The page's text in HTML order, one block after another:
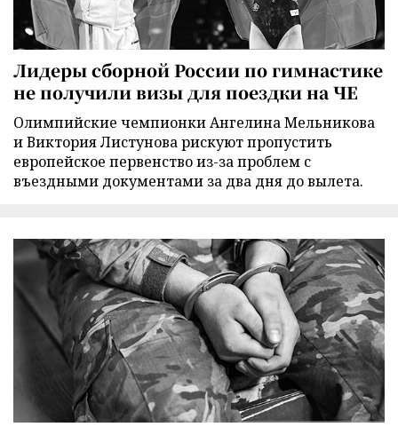
Лидеры сборной России по гимнастике
не получили визы для поездки на ЧЕ
Олимпийские чемпионки Ангелина Мельникова
и Виктория Листунова рискуют пропустить
европейское первенство из-за проблем с
въездными документами за два дня до вылета.